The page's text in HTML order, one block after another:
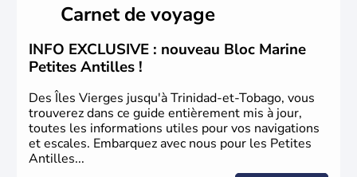
3e voyage. Colonie espagnole pour Trinidad et
hollandaise pour Tobago, les deux îles passent sous
domination française à la fin du XVIIIe siècle avant de
devenir britannique au début du XIXe siècle. Elles
gagnent toutes deux leur indépendance en 1962 avant de
devenir la République de Trinidad-et-Tobago en 1976.
Carnet de voyage
INFO EXCLUSIVE : nouveau Bloc Marine
Petites Antilles !
Des Îles Vierges jusqu'à Trinidad-et-Tobago, vous
trouverez dans ce guide entièrement mis à jour,
toutes les informations utiles pour vos navigations
et escales. Embarquez avec nous pour les Petites
Antilles...